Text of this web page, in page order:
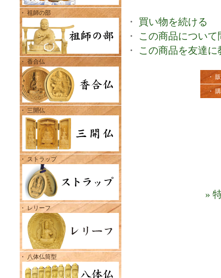
・ 祖師の部
・ 香合仏
・ 三開仏
・ ストラップ
・ レリーフ
・ 八体仏筒型
・ 買い物を続ける
・ この商品につい
・ この商品を友達に
・
・
»